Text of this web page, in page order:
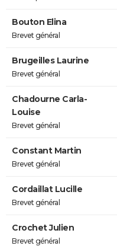
Bouton Elina
Brevet général
Brugeilles Laurine
Brevet général
Chadourne Carla-
Louise
Brevet général
Constant Martin
Brevet général
Cordaillat Lucille
Brevet général
Crochet Julien
Brevet général